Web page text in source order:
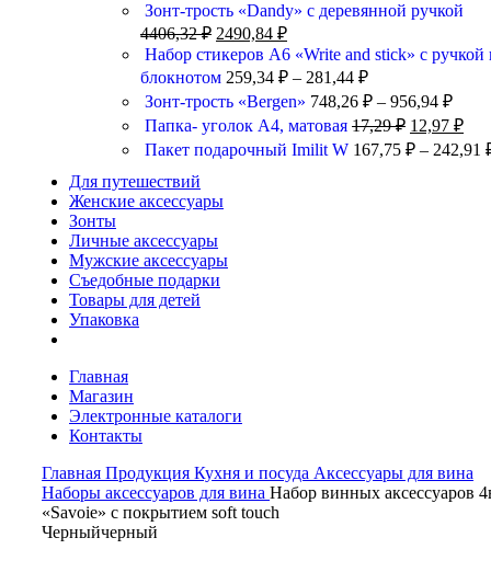
Зонт-трость «Dandy» с деревянной ручкой
4406,32₽ 2490,84 ₽
Набор стикеров А6 «Write and stick» с ручкой
блокнотом 259,34 ₽ – 281,44 ₽
Зонт-трость «Bergen» 748,26 ₽ – 956,94 ₽
Папка- уголок А4, матовая 17,29₽ 12,97 ₽
Пакет подарочный Imilit W 167,75 ₽ – 242,91
Для путешествий
Женские аксессуары
Зонты
Личные аксессуары
Мужские аксессуары
Съедобные подарки
Товары для детей
Упаковка
Главная
Магазин
Электронные каталоги
Контакты
Главная Продукция Кухня и посуда Аксессуары для вина
Наборы аксессуаров для вина Набор винных аксессуаров
«Savoie» с покрытием soft touch
Черныйчерный